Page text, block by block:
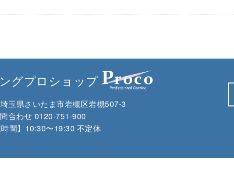
グプロショップ
埼玉県さいたま市岩槻区岩槻507-3
合わせ 0120-751-900
時間】10:30〜19:30 不定休